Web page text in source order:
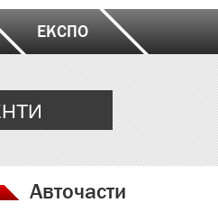
ЕКСПО
Авточасти